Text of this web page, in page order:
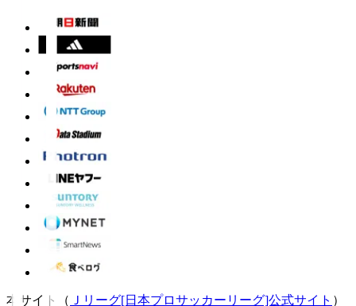
本サイト（ Ｊリーグ[日本プロサッカーリーグ]公式サイト ）